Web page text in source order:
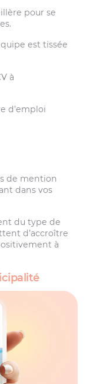
pour se
est tissée
à
d’emploi
de mention
dans vos
du type de
d’accroître
à